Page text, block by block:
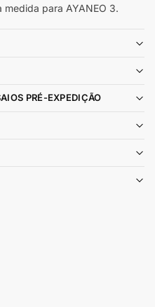
medida para AYANEO 3.
PRÉ-EXPEDIÇÃO